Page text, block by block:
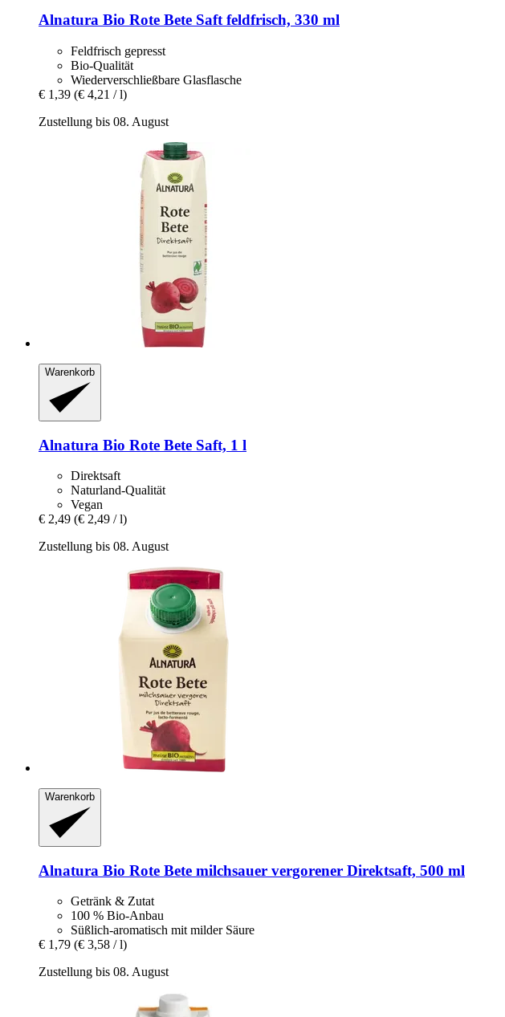
Alnatura Bio Rote Bete Saft feldfrisch, 330 ml
Feldfrisch gepresst
Bio-Qualität
Wiederverschließbare Glasflasche
€ 1,39 (€ 4,21 / l)
Zustellung bis 08. August
Warenkorb
Alnatura Bio Rote Bete Saft, 1 l
Direktsaft
Naturland-Qualität
Vegan
€ 2,49 (€ 2,49 / l)
Zustellung bis 08. August
Warenkorb
Alnatura Bio Rote Bete milchsauer vergorener Direktsaft, 500 ml
Getränk & Zutat
100 % Bio-Anbau
Süßlich-aromatisch mit milder Säure
€ 1,79 (€ 3,58 / l)
Zustellung bis 08. August